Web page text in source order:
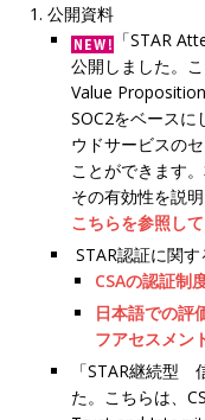
公開資料
「STAR
公開しました。
Value
SOC2をベースに
ウドサービスの
ことができます
その有効性を説明
こちらを参照し
STAR認証に関す
CSAの認証制
日本語での評
フアセスメン
「STAR継続型
た。こちらは、